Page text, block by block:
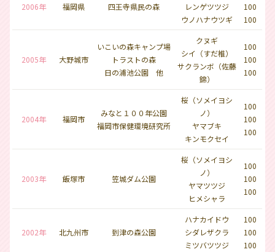
2006年 福岡県 四王寺県民の森
レンゲツツジ
ウノハナウツギ
100
100
2005年 大野城市
いこいの森キャンプ場
トラストの森
日の浦池公園 他
クヌギ
シイ（すだ椎）
サクランボ（佐藤
錦）
100
100
100
2004年 福岡市
みなと１００年公園
福岡市保健環境研究所
桜（ソメイヨシ
ノ）
ヤマブキ
キンモクセイ
100
100
100
2003年 飯塚市 笠城ダム公園
桜（ソメイヨシ
ノ）
ヤマツツジ
ヒメシャラ
100
100
100
2002年 北九州市 到津の森公園
ハナカイドウ
シダレザクラ
ミツバツツジ
100
100
100